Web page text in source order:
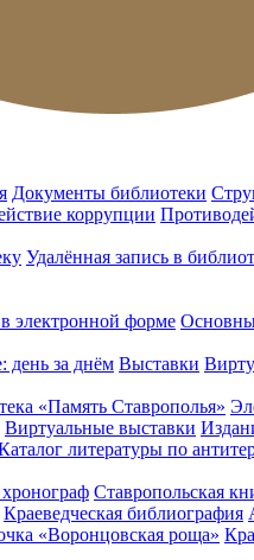
Документы библиотеки
коррупции
Удалённая запись в
электронной форме
день за днём Выставки
«Память Ставрополья»
Виртуальные выставки
литературы по
Ставропольская
Краеведческая библиография
«Воронцовская роща»